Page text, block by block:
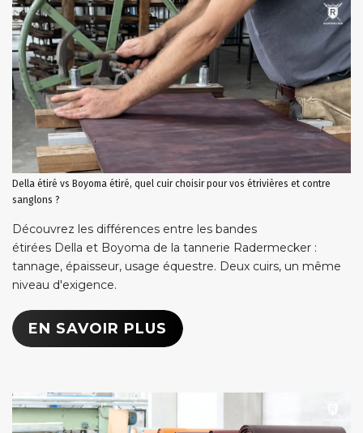
Della étiré vs Boyoma étiré, quel cuir choisir pour vos étrivières et contre
sanglons ?
Découvrez les différences entre les bandes
étirées Della et Boyoma de la tannerie Radermecker :
tannage, épaisseur, usage équestre. Deux cuirs, un même
niveau d'exigence.
EN SAVOIR PLUS